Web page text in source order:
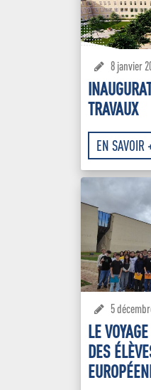
8 janvier
TRAVAUX
EN SAVOIR
5
LE
DES